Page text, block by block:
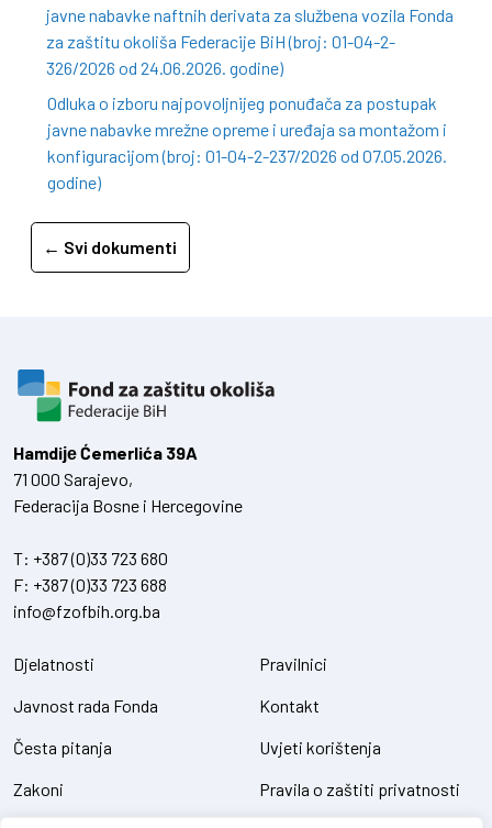
javne nabavke naftnih derivata za službena vozila Fonda
za zaštitu okoliša Federacije BiH (broj: 01-04-2-
326/2026 od 24.06.2026. godine)
Odluka o izboru najpovoljnijeg ponuđača za postupak
javne nabavke mrežne opreme i uređaja sa montažom i
konfiguracijom (broj: 01-04-2-237/2026 od 07.05.2026.
godine)
← Svi dokumenti
Hamdiје Ćemerlića 39A
71 000 Sarajevo,
Federacija Bosne i Hercegovine
T: +387 (0)33 723 680
F: +387 (0)33 723 688
info@fzofbih.org.ba
Djelatnosti
Javnost rada Fonda
Česta pitanja
Zakoni
Pravilnici
Kontakt
Uvjeti korištenja
Pravila o zaštiti privatnosti